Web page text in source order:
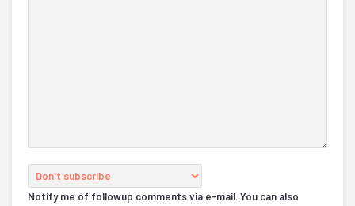
Notify me of followup comments via e-mail. You can also